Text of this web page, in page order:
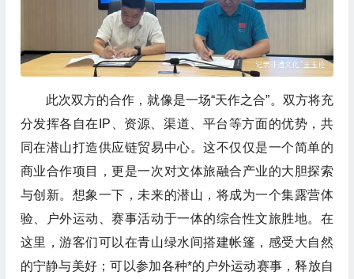
此次双方的合作，就像是一场“天作之合”。双方将充
分发挥各自在IP、资源、渠道、平台等方面的优势，共
同在潜山打造供应链贸易中心。这不仅仅是一个简单的
商业合作项目，更是一次对文体旅融合产业的大胆探索
与创新。想象一下，未来的潜山，将成为一个集露营体
验、户外运动、赛事活动于一体的综合性文旅胜地。在
这里，游客们可以在青山绿水间搭建帐篷，感受大自然
的宁静与美好；可以参加各种*的户外运动赛事，释放自